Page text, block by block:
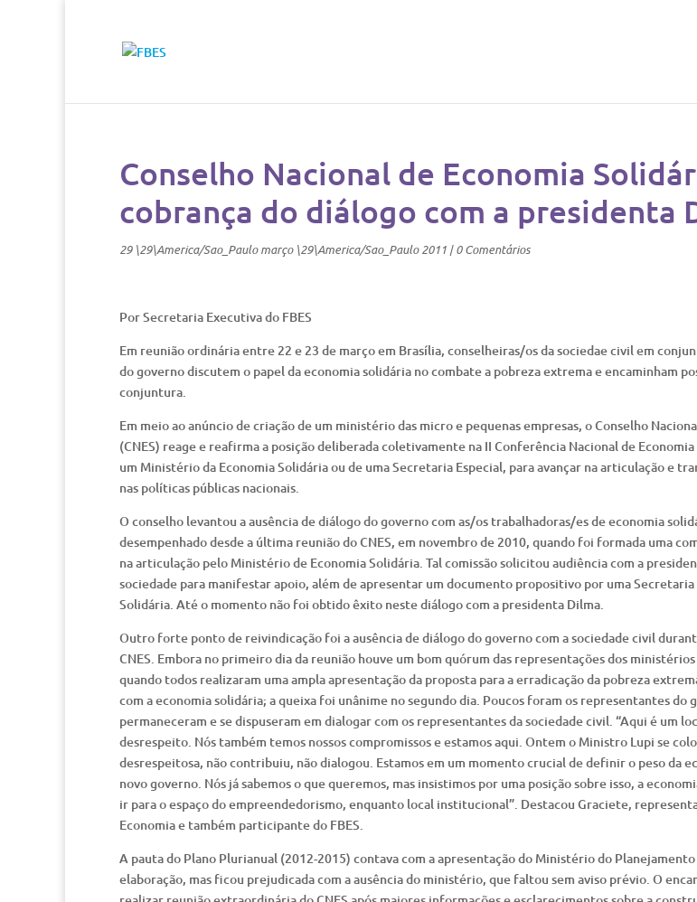
Conselho Nacional de Economia
cobrança do diálogo com a presidenta
29 \29\America/Sao_Paulo março \29\America/Sao_Paulo 2011 |0 Comentários
Por Secretaria Executiva do FBES
Em reunião ordinária entre 22 e 23 de março em Brasília, conselheiras/os da sociedae civil em
do governo discutem o papel da economia solidária no combate a pobreza extrema e encaminham
conjuntura.
Em meio ao anúncio de criação de um ministério das micro e pequenas empresas, o Conselho
(CNES) reage e reafirma a posição deliberada coletivamente na II Conferência Nacional de
um Ministério da Economia Solidária ou de uma Secretaria Especial, para avançar na articulação e
nas políticas públicas nacionais.
O conselho levantou a ausência de diálogo do governo com as/os trabalhadoras/es de economia
desempenhado desde a última reunião do CNES, em novembro de 2010, quando foi formada uma
na articulação pelo Ministério de Economia Solidária. Tal comissão solicitou audiência com a
sociedade para manifestar apoio, além de apresentar um documento propositivo por uma Secretaria
Solidária. Até o momento não foi obtido êxito neste diálogo com a presidenta Dilma.
Outro forte ponto de reivindicação foi a ausência de diálogo do governo com a sociedade civil
CNES. Embora no primeiro dia da reunião houve um bom quórum das representações dos ministérios
quando todos realizaram uma ampla apresentação da proposta para a erradicação da pobreza
com a economia solidária; a queixa foi unânime no segundo dia. Poucos foram os representantes do
permaneceram e se dispuseram em dialogar com os representantes da sociedade civil. “Aqui é um
desrespeito. Nós também temos nossos compromissos e estamos aqui. Ontem o Ministro Lupi se
desrespeitosa, não contribuiu, não dialogou. Estamos em um momento crucial de definir o peso da
novo governo. Nós já sabemos o que queremos, mas insistimos por uma posição sobre isso, a
ir para o espaço do empreendedorismo, enquanto local institucional”. Destacou Graciete,
Economia e também participante do FBES.
A pauta do Plano Plurianual (2012-2015) contava com a apresentação do Ministério do
elaboração, mas ficou prejudicada com a ausência do ministério, que faltou sem aviso prévio. O